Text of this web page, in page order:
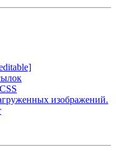
изображений.